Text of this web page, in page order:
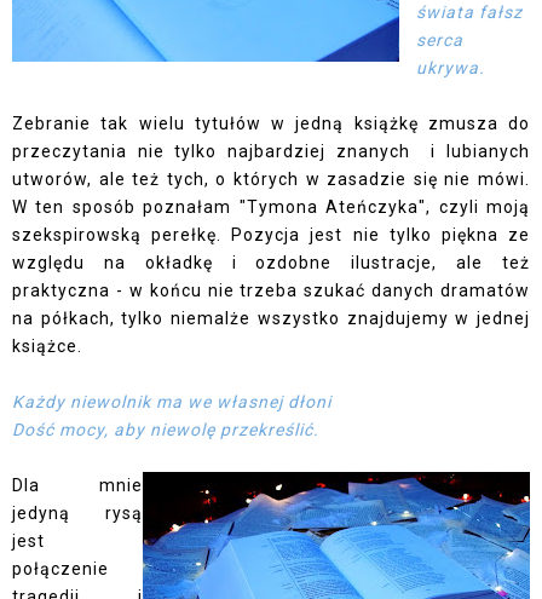
świata fałsz
serca
ukrywa.
Zebranie tak wielu tytułów w jedną książkę zmusza do
przeczytania nie tylko najbardziej znanych i lubianych
utworów, ale też tych, o których w zasadzie się nie mówi.
W ten sposób poznałam "Tymona Ateńczyka", czyli moją
szekspirowską perełkę. Pozycja jest nie tylko piękna ze
względu na okładkę i ozdobne ilustracje, ale też
praktyczna - w końcu nie trzeba szukać danych dramatów
na półkach, tylko niemalże wszystko znajdujemy w jednej
książce.
Każdy niewolnik ma we własnej dłoni
Dość mocy, aby niewolę przekreślić.
Dla mnie
jedyną rysą
jest
połączenie